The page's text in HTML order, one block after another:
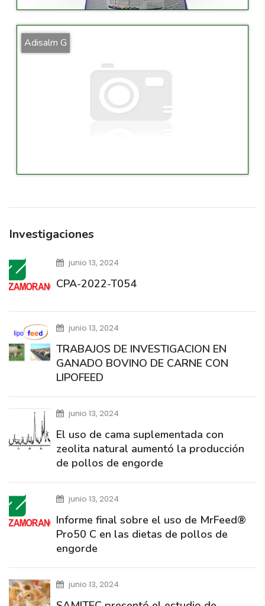
Adisalm G
Investigaciones
junio 13, 2024
CPA-2022-T054
junio 13, 2024
TRABAJOS DE INVESTIGACION EN
GANADO BOVINO DE CARNE CON
LIPOFEED
junio 13, 2024
El uso de cama suplementada con
zeolita natural aumentó la producción
de pollos de engorde
junio 13, 2024
Informe final sobre el uso de MrFeed®
Pro50 C en las dietas de pollos de
engorde
junio 13, 2024